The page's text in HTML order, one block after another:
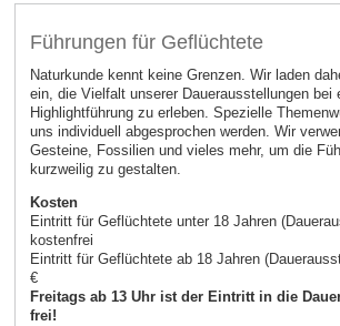
Führungen für Geflüchtete
Naturkunde kennt keine Grenzen. Wir laden
ein, die Vielfalt unserer Dauerausstellungen bei
Highlightführung zu erleben. Spezielle
uns individuell abgesprochen werden. Wir
Gesteine, Fossilien und vieles mehr, um die
kurzweilig zu gestalten.
Kosten
Eintritt für Geflüchtete unter 18 Jahren
kostenfrei
Eintritt für Geflüchtete ab 18 Jahren
€
Freitags ab 13 Uhr ist der Eintritt in die
frei!